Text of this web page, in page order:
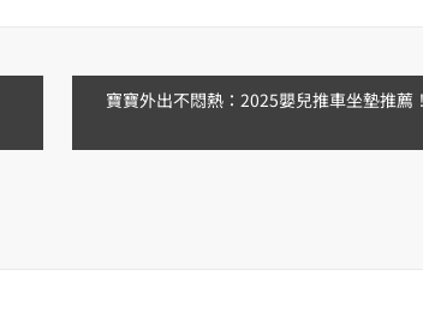
寶寶外出不悶熱：2025嬰兒推車坐墊推薦